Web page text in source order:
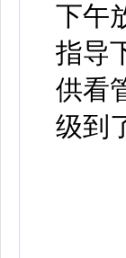
下午
指导
供看
级到
【